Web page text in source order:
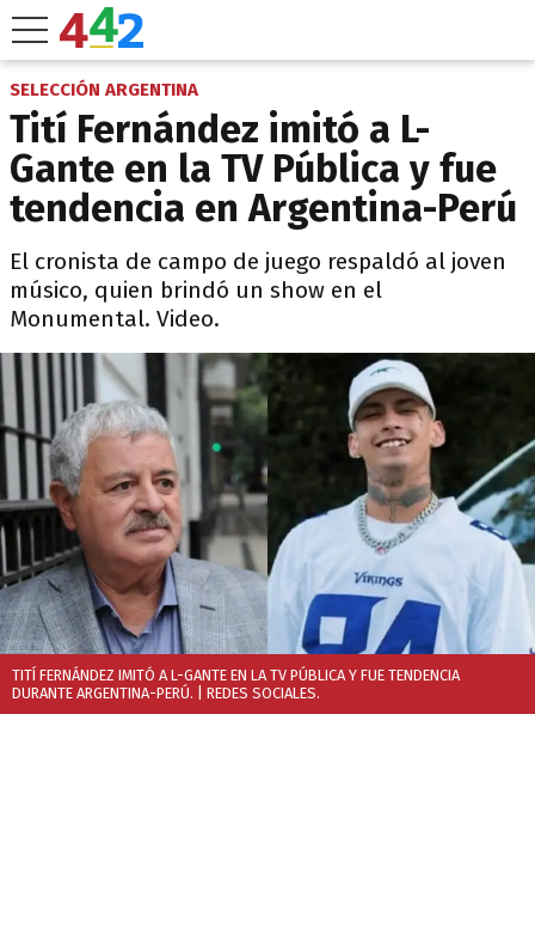
SELECCIÓN ARGENTINA
Tití Fernández imitó a L-
Gante en la TV Pública y fue
tendencia en Argentina-Perú
El cronista de campo de juego respaldó al joven
músico, quien brindó un show en el
Monumental. Video.
TITÍ FERNÁNDEZ IMITÓ A L-GANTE EN LA TV PÚBLICA Y FUE TENDENCIA
DURANTE ARGENTINA-PERÚ. | REDES SOCIALES.